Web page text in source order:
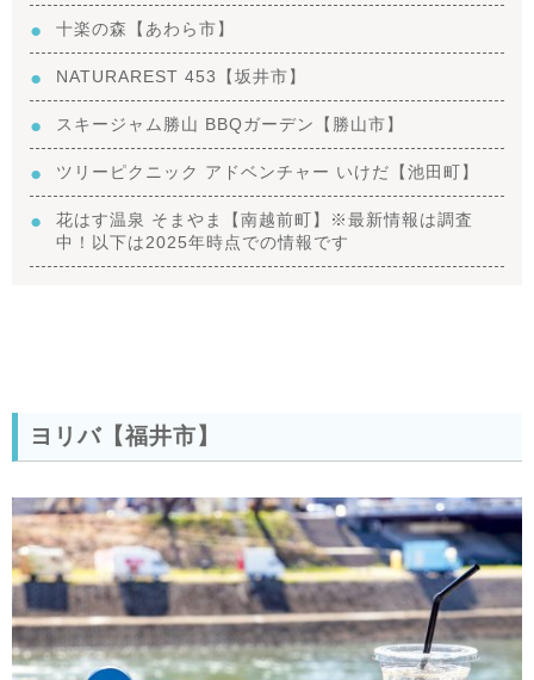
十楽の森【あわら市】
NATURAREST 453【坂井市】
スキージャム勝山 BBQガーデン【勝山市】
ツリーピクニック アドベンチャー いけだ【池田町】
花はす温泉 そまやま【南越前町】※最新情報は調査
中！以下は2025年時点での情報です
ヨリバ【福井市】